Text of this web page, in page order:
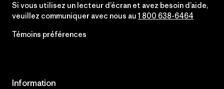
Si vous utilisez un lecteur d’écran et avez besoin d’aide,
veuillez communiquer avec nous au 1 800 638-6464
Témoins préférences
Information